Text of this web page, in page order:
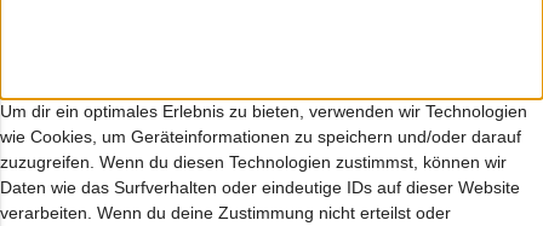
Um dir ein optimales Erlebnis zu bieten, verwenden wir Technologien
wie Cookies, um Geräteinformationen zu speichern und/oder darauf
zuzugreifen. Wenn du diesen Technologien zustimmst, können wir
Daten wie das Surfverhalten oder eindeutige IDs auf dieser Website
verarbeiten. Wenn du deine Zustimmung nicht erteilst oder